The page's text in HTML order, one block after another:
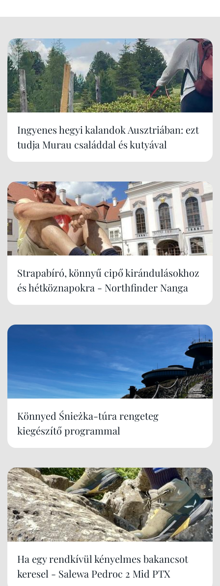
Ingyenes hegyi kalandok Ausztriában: ezt
tudja Murau családdal és kutyával
Strapabíró, könnyű cipő kirándulásokhoz
és hétköznapokra - Northfinder Nanga
Könnyed Śnieżka-túra rengeteg
kiegészítő programmal
Ha egy rendkívül kényelmes bakancsot
keresel - Salewa Pedroc 2 Mid PTX